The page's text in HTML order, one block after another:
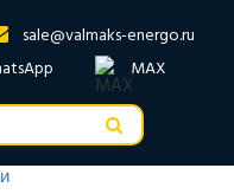
sale@valmaks-energo.ru
MAX